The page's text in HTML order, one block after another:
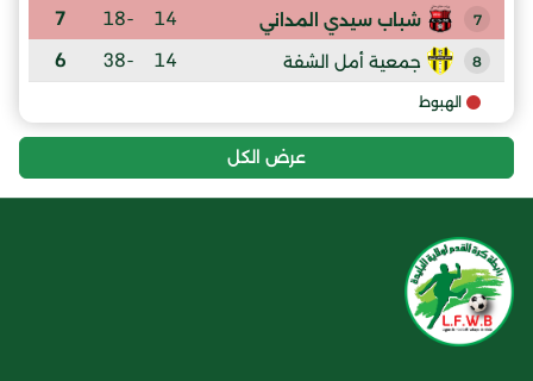
7 شباب سيدي المداني 14
-18
7
8 جمعية أمل الشفة 14
-38
6
الهبوط
عرض الكل